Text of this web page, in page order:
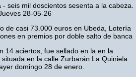
seis mil doscientos sesenta a la cabeza.
28-05-26
de casi 73.000 euros en Ubeda, Lotería
en premios por doble salto de banca
14 aciertos, fue sellado en la en la
en la calle Zurbarán La Quiniela
domingo 28 de enero.